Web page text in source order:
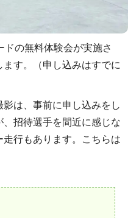
の無料体験会が実施さ
す。（申し込みはすでに
は、事前に申し込みをし
招待選手を間近に感じな
行もあります。こちらは